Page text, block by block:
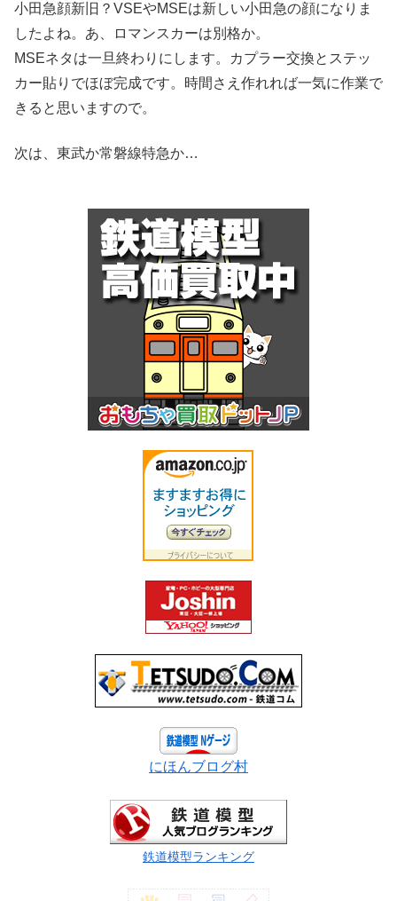
小田急顔新旧？VSEやMSEは新しい小田急の顔になりま
したよね。あ、ロマンスカーは別格か。
MSEネタは一旦終わりにします。カプラー交換とステッ
カー貼りでほぼ完成です。時間さえ作れれば一気に作業で
きると思いますので。
次は、東武か常磐線特急か…
にほんブログ村
鉄道模型ランキング